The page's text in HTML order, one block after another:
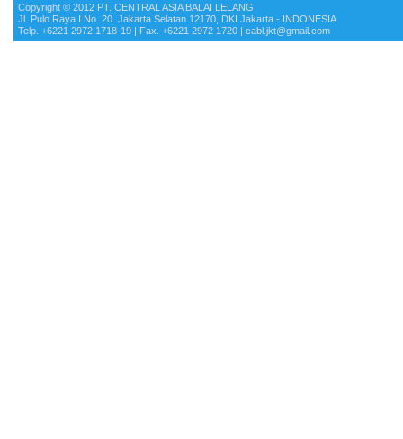
Copyright © 2012 PT. CENTRAL ASIA BALAI LELANG
Jl. Pulo Raya I No. 20. Jakarta Selatan 12170, DKI Jakarta - INDONESIA
Telp. +6221 2972 1718-19 | Fax. +6221 2972 1720 | cabl.jkt@gmail.com